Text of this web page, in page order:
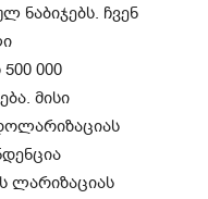
ნაბიჯებს. ჩვენ
000
მისი
ლარიზაციას